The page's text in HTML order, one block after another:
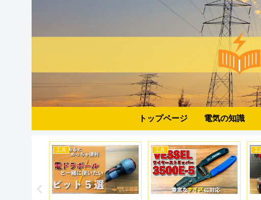
トップページ 電気の知識
工具 工具 工